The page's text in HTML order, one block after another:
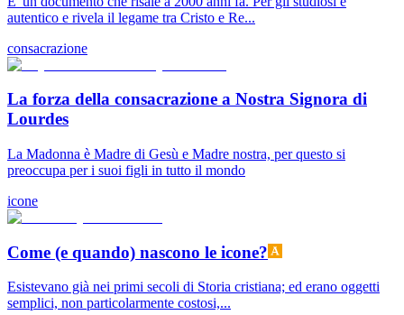
autentico e rivela il legame tra Cristo e Re...
consacrazione
La forza della consacrazione a Nostra Signora di
Lourdes
La Madonna è Madre di Gesù e Madre nostra, per questo si
preoccupa per i suoi figli in tutto il mondo
icone
Come (e quando) nascono le icone?
Esistevano già nei primi secoli di Storia cristiana; ed erano oggetti
semplici, non particolarmente costosi,...